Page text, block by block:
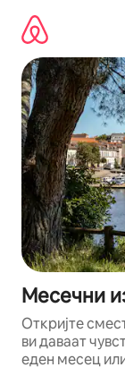
содржина
Месечни
Откријте
ви даваат
еден месец